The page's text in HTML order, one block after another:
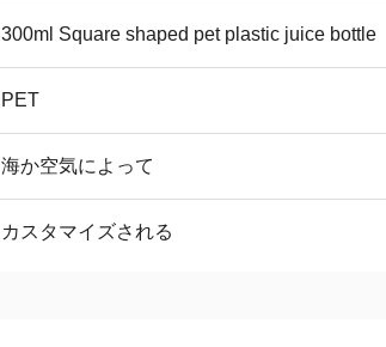
300ml Square shaped pet plastic juice bottle
PET
海か空気によって
カスタマイズされる